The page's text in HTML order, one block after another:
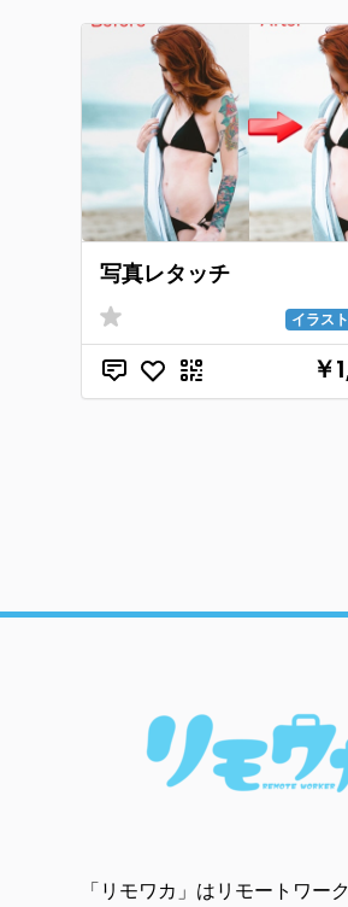
写真レタッチ
イラス
￥
「リモワカ」はリモートワー